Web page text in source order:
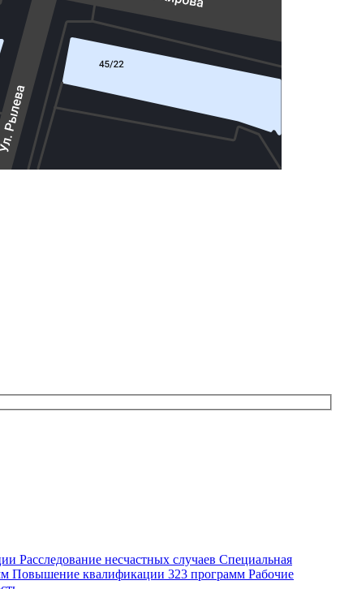
Расследование несчастных случаев Специальная
Повышение квалификации 323 программ Рабочие